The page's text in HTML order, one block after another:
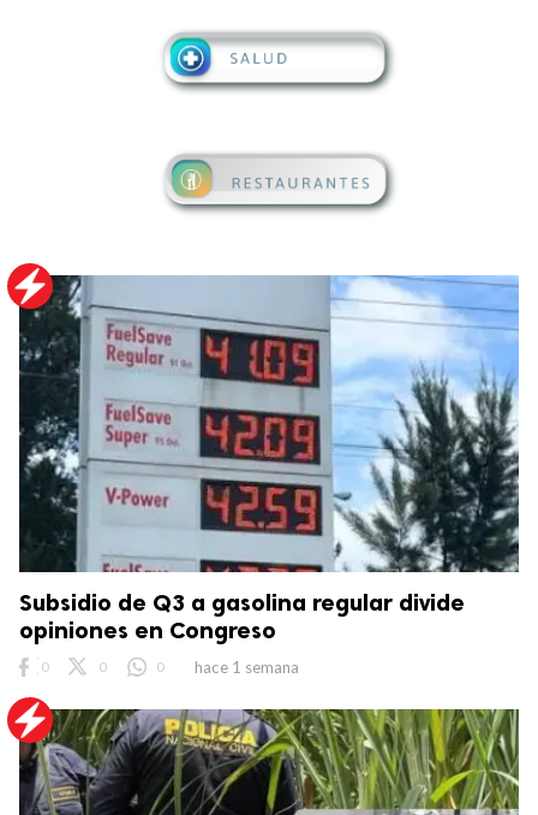
Subsidio de Q3 a gasolina regular divide
opiniones en Congreso
0 0 0 hace 1 semana